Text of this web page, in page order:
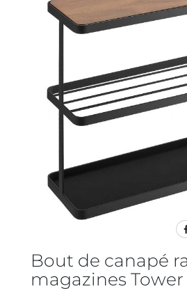
Bout de canapé
magazines Tower